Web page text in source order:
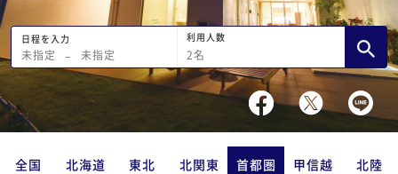
日程を入力
未指定 − 未指定
利用人数
2名
全国 北海道 東北 北関東 首都圏 甲信越 北陸